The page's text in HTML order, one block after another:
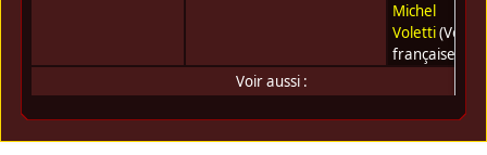
Michel
Voletti(Voix
française)
Voir aussi :